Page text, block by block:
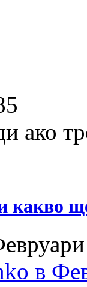
ако
какво
в